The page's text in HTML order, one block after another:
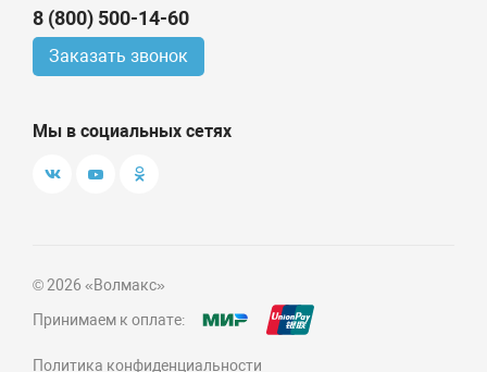
8 (800) 500-14-60
Заказать звонок
Мы в социальных сетях
© 2026 «Волмакс»
Принимаем к оплате:
Политика конфиденциальности